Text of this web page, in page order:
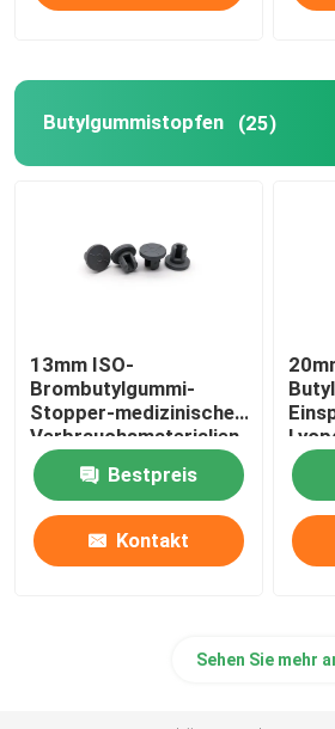
Butylgummistopfen (25)
13mm ISO-
Brombutylgummi-
Stopper-medizinischer
Verbrauchsmaterialien
Bromobutyl-Stopper
Bestpreis
Kontakt
Sehen Sie mehr